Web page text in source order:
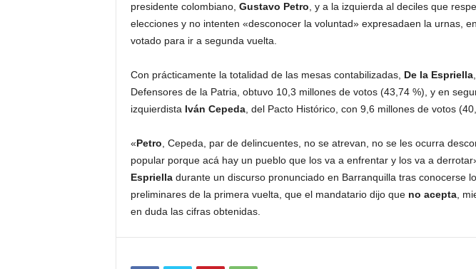
presidente colombiano, Gustavo Petro , y a la izquierda al deciles que
elecciones y no intenten «desconocer la voluntad» expresadaen la urnas,
votado para ir a segunda vuelta.
Con prácticamente la totalidad de las mesas contabilizadas, De la Espriella
Defensores de la Patria, obtuvo 10,3 millones de votos (43,74 %), y en
izquierdista Iván Cepeda, del Pacto Histórico, con 9,6 millones de votos
«Petro , Cepeda, par de delincuentes, no se atrevan, no se les ocurra
popular porque acá hay un pueblo que los va a enfrentar y los va a
Esprielladurante un discurso pronunciado en Barranquilla tras conocerse
preliminares de la primera vuelta, que el mandatario dijo que no acepta,
en duda las cifras obtenidas.